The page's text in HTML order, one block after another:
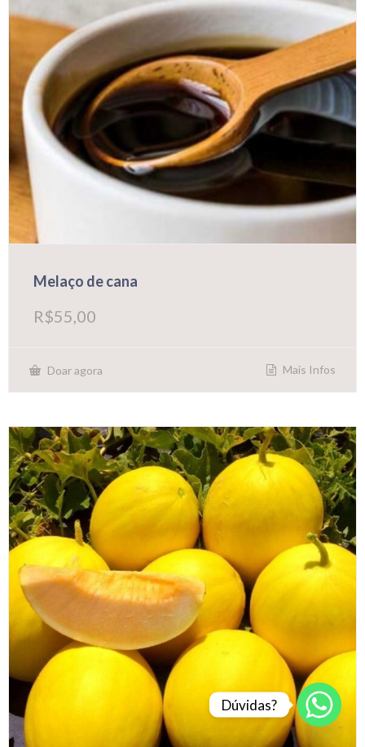
Melaço de cana
R$55,00
Doar agora Mais Infos
Dúvidas?